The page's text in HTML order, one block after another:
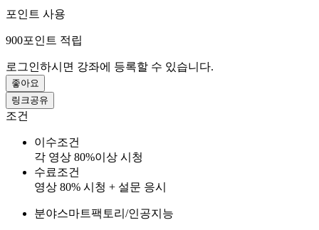
포인트 사용
900포인트 적립
로그인하시면 강좌에 등록할 수 있습니다.
좋아요
링크공유
조건
이수조건
각 영상 80%이상 시청
수료조건
영상 80% 시청 + 설문 응시
분야스마트팩토리/인공지능